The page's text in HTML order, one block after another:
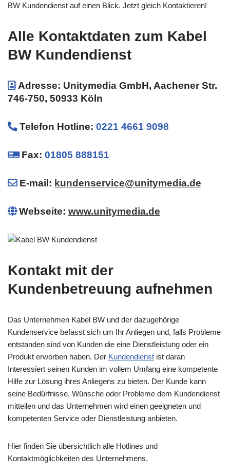
BW Kundendienst auf einen Blick. Jetzt gleich Kontaktieren!
Alle Kontaktdaten zum Kabel
BW Kundendienst
Adresse: Unitymedia GmbH, Aachener Str.
746-750, 50933 Köln
Telefon Hotline: 0221 4661 9098
Fax: 01805 888151
E-mail: kundenservice@unitymedia.de
Webseite: www.unitymedia.de
Kontakt mit der
Kundenbetreuung aufnehmen
Das Unternehmen Kabel BW und der dazugehörige
Kundenservice befasst sich um Ihr Anliegen und, falls Probleme
entstanden sind von Kunden die eine Dienstleistung oder ein
Produkt erworben haben. Der Kundendienst ist daran
Interessiert seinen Kunden im vollem Umfang eine kompetente
Hilfe zur Lösung ihres Anliegens zu bieten. Der Kunde kann
seine Bedürfnisse, Wünsche oder Probleme dem Kundendienst
mitteilen und das Unternehmen wird einen geeigneten und
kompetenten Service oder Dienstleistung anbieten.
Hier finden Sie übersichtlich alle Hotlines und
Kontaktmöglichkeiten des Unternehmens.